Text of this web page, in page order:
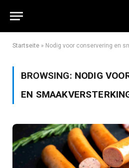
Startseite » Nodig voor conservering en
BROWSING: NODIG
EN